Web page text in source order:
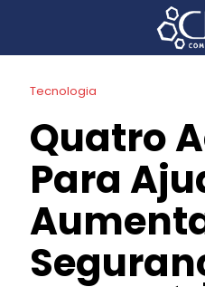
Tecnologia
Quatro
Para